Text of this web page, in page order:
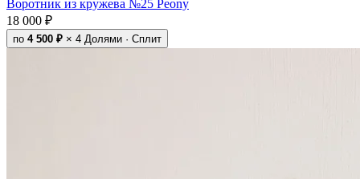
Воротник из кружева №25 Peony
18 000 ₽
по 4 500 ₽ × 4 Долями · Сплит